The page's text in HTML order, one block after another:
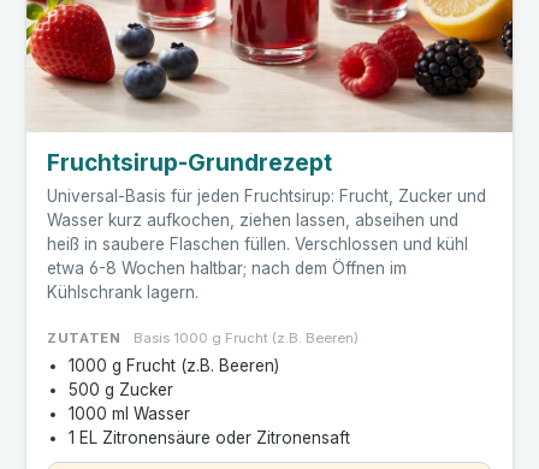
Fruchtsirup-Grundrezept
Universal-Basis für jeden Fruchtsirup: Frucht, Zucker und
Wasser kurz aufkochen, ziehen lassen, abseihen und
heiß in saubere Flaschen füllen. Verschlossen und kühl
etwa 6-8 Wochen haltbar; nach dem Öffnen im
Kühlschrank lagern.
ZUTATEN Basis 1000 g Frucht (z.B. Beeren)
1000 g Frucht (z.B. Beeren)
500 g Zucker
1000 ml Wasser
1 EL Zitronensäure oder Zitronensaft